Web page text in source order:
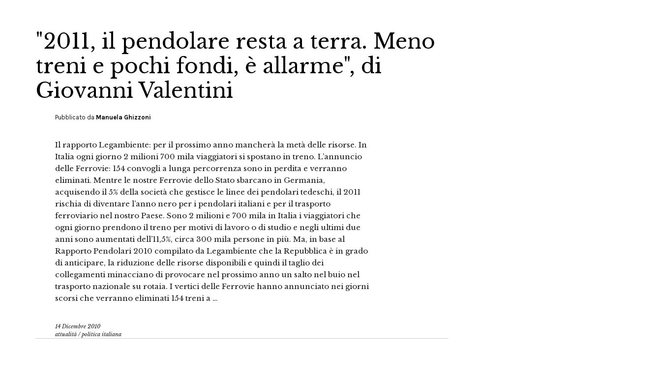
"2011, il pendolare resta a terra. Meno
treni e pochi fondi, è allarme", di
Giovanni Valentini
Pubblicato da Manuela Ghizzoni
Il rapporto Legambiente: per il prossimo anno mancherà la metà delle risorse. In
Italia ogni giorno 2 milioni 700 mila viaggiatori si spostano in treno. L’annuncio
delle Ferrovie: 154 convogli a lunga percorrenza sono in perdita e verranno
eliminati. Mentre le nostre Ferrovie dello Stato sbarcano in Germania,
acquisendo il 5% della società che gestisce le linee dei pendolari tedeschi, il 2011
rischia di diventare l’anno nero per i pendolari italiani e per il trasporto
ferroviario nel nostro Paese. Sono 2 milioni e 700 mila in Italia i viaggiatori che
ogni giorno prendono il treno per motivi di lavoro o di studio e negli ultimi due
anni sono aumentati dell’11,5%, circa 300 mila persone in più. Ma, in base al
Rapporto Pendolari 2010 compilato da Legambiente che la Repubblica è in grado
di anticipare, la riduzione delle risorse disponibili e quindi il taglio dei
collegamenti minacciano di provocare nel prossimo anno un salto nel buio nel
trasporto nazionale su rotaia. I vertici delle Ferrovie hanno annunciato nei giorni
scorsi che verranno eliminati 154 treni a …
14 Dicembre 2010
attualità /politica italiana